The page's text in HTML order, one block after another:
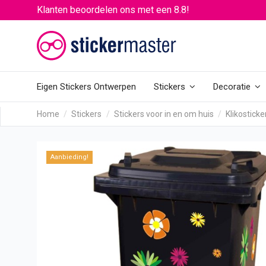
Klanten beoordelen ons met een 8.8!
Eigen Stickers Ontwerpen Stickers Decoratie
Home Stickers Stickers voor in en om huis
Aanbieding!